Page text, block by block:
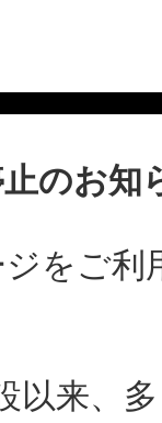
のお知
をご
以来、